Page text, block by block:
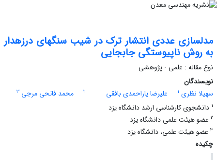
مدلسازی عددی انتشار ترک در شیب سنگ‏های درزه‏دار
به روش ناپیوستگی جابجایی
نوع مقاله : علمی - پژوهشی
نویسندگان
سهیلا نظری 1 علیرضا یاراحمدی بافقی 2 محمد فاتحی مرجی 3
1 دانشجوی کارشناسی ارشد دانشگاه یزد
2 عضو هیئت علمی دانشگاه یزد
3 عضو هیئت علمی، دانشگاه یزد
چکیده